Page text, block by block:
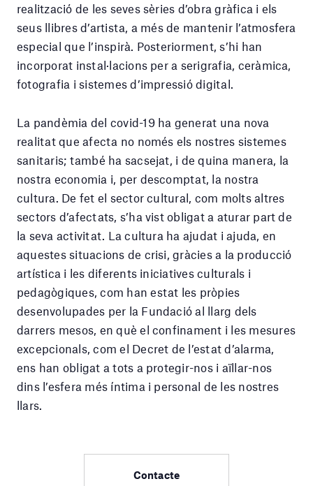
realització de les seves sèries d’obra gràfica i els
seus llibres d’artista, a més de mantenir l’atmosfera
especial que l’inspirà. Posteriorment, s’hi han
incorporat instal·lacions per a serigrafia, ceràmica,
fotografia i sistemes d’impressió digital.
La pandèmia del covid-19 ha generat una nova
realitat que afecta no només els nostres sistemes
sanitaris; també ha sacsejat, i de quina manera, la
nostra economia i, per descomptat, la nostra
cultura. De fet el sector cultural, com molts altres
sectors d’afectats, s’ha vist obligat a aturar part de
la seva activitat. La cultura ha ajudat i ajuda, en
aquestes situacions de crisi, gràcies a la producció
artística i les diferents iniciatives culturals i
pedagògiques, com han estat les pròpies
desenvolupades per la Fundació al llarg dels
darrers mesos, en què el confinament i les mesures
excepcionals, com el Decret de l’estat d’alarma,
ens han obligat a tots a protegir-nos i aïllar-nos
dins l’esfera més íntima i personal de les nostres
llars.
Contacte